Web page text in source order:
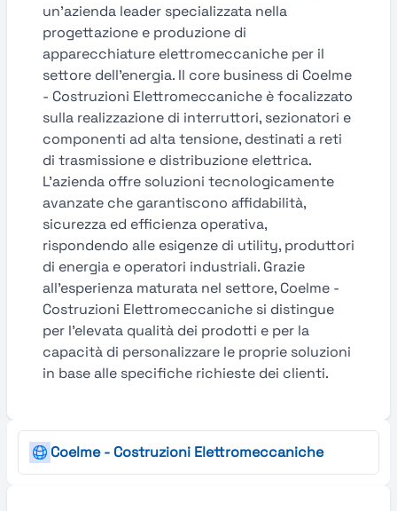
un'azienda leader specializzata nella
progettazione e produzione di
apparecchiature elettromeccaniche per il
settore dell’energia. Il core business di Coelme
- Costruzioni Elettromeccaniche è focalizzato
sulla realizzazione di interruttori, sezionatori e
componenti ad alta tensione, destinati a reti
di trasmissione e distribuzione elettrica.
L’azienda offre soluzioni tecnologicamente
avanzate che garantiscono affidabilità,
sicurezza ed efficienza operativa,
rispondendo alle esigenze di utility, produttori
di energia e operatori industriali. Grazie
all’esperienza maturata nel settore, Coelme -
Costruzioni Elettromeccaniche si distingue
per l’elevata qualità dei prodotti e per la
capacità di personalizzare le proprie soluzioni
in base alle specifiche richieste dei clienti.
Coelme - Costruzioni Elettromeccaniche